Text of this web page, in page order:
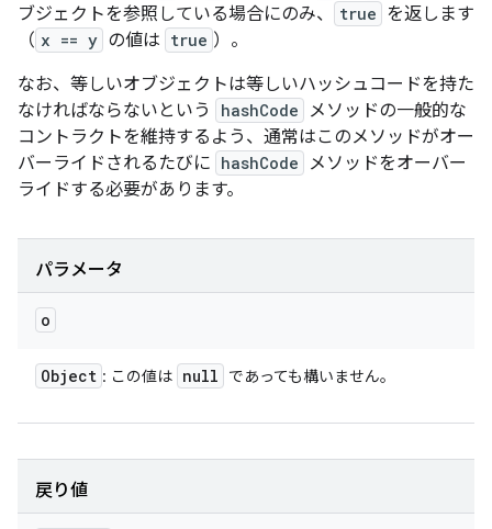
ブジェクトを参照している場合にのみ、
true を返します
（ x == y の値は true ）。
なお、等しいオブジェクトは等しいハッシュコードを持た
なければならないという
hashCode
メソッドの一般的な
コントラクトを維持するよう、通常はこのメソッドがオー
バーライドされるたびに hashCode
メソッドをオーバー
ライドする必要があります。
パラメータ
o
Object : この値は null であっても構いません。
戻り値